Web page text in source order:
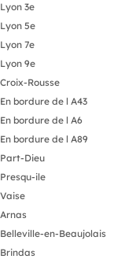
Lyon 3e
Lyon 5e
Lyon 7e
Lyon 9e
Croix-Rousse
En bordure de l A43
En bordure de l A6
En bordure de l A89
Part-Dieu
Presqu-ile
Vaise
Arnas
Belleville-en-Beaujolais
Brindas